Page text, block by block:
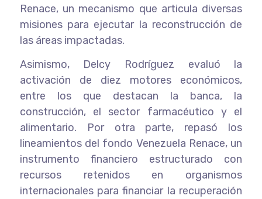
Renace, un mecanismo que articula diversas
misiones para ejecutar la reconstrucción de
las áreas impactadas.
Asimismo, Delcy Rodríguez evaluó la
activación de diez motores económicos,
entre los que destacan la banca, la
construcción, el sector farmacéutico y el
alimentario. Por otra parte, repasó los
lineamientos del fondo Venezuela Renace, un
instrumento financiero estructurado con
recursos retenidos en organismos
internacionales para financiar la recuperación